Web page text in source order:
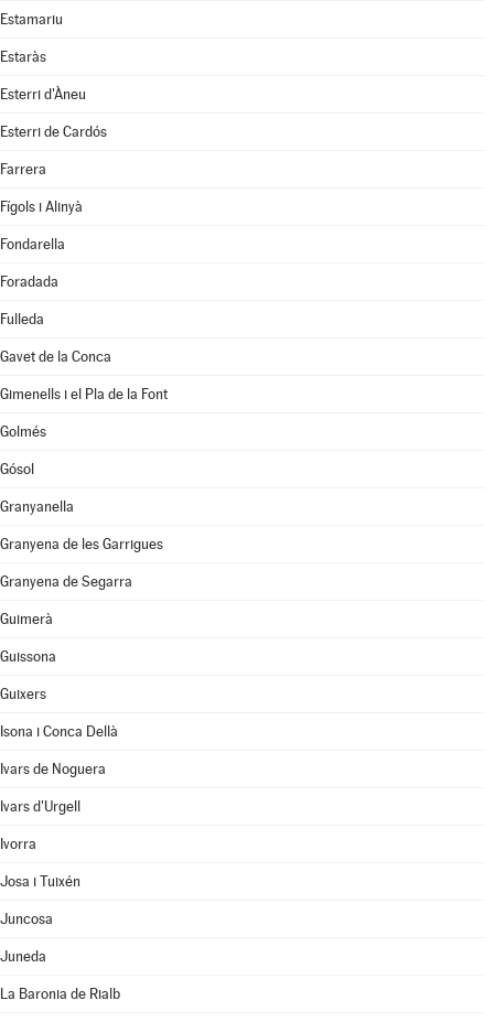
Estamariu
Estaràs
Esterri d'Àneu
Esterri de Cardós
Farrera
Fígols i Alinyà
Fondarella
Foradada
Fulleda
Gavet de la Conca
Gimenells i el Pla de la Font
Golmés
Gósol
Granyanella
Granyena de les Garrigues
Granyena de Segarra
Guimerà
Guissona
Guixers
Isona i Conca Dellà
Ivars de Noguera
Ivars d'Urgell
Ivorra
Josa i Tuixén
Juncosa
Juneda
La Baronia de Rialb